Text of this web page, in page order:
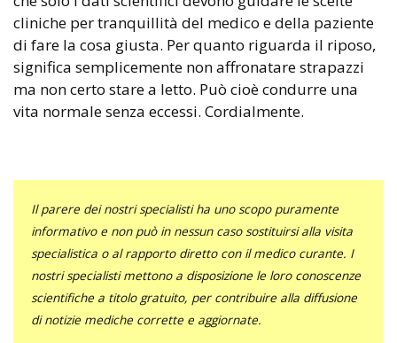
cliniche per tranquillità del medico e della paziente
di fare la cosa giusta. Per quanto riguarda il riposo,
significa semplicemente non affronatare strapazzi
ma non certo stare a letto. Può cioè condurre una
vita normale senza eccessi. Cordialmente.
Il parere dei nostri specialisti ha uno scopo puramente
informativo e non può in nessun caso sostituirsi alla visita
specialistica o al rapporto diretto con il medico curante. I
nostri specialisti mettono a disposizione le loro conoscenze
scientifiche a titolo gratuito, per contribuire alla diffusione
di notizie mediche corrette e aggiornate.